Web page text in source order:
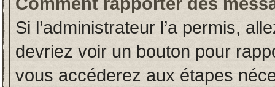
Si l’administrateur l’a permis,
devriez voir un bouton pour
vous accéderez aux étapes